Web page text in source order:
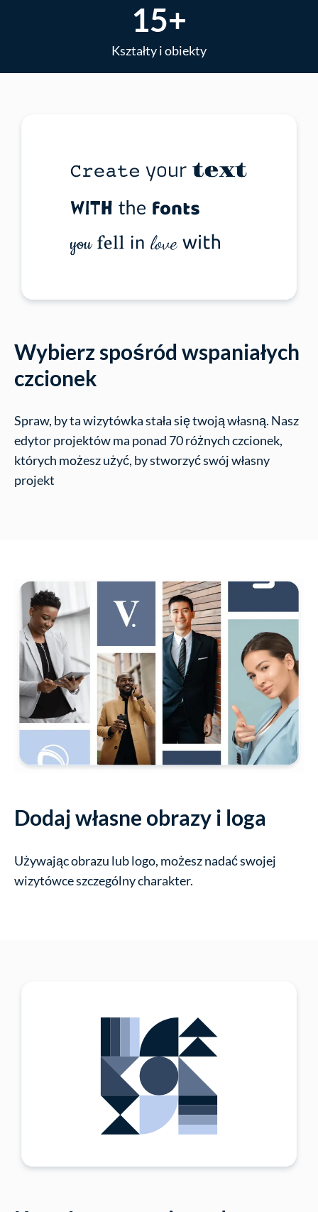
15+
Kształty i obiekty
Wybierz spośród wspaniałych
czcionek
Spraw, by ta wizytówka stała się twoją własną. Nasz
edytor projektów ma ponad 70 różnych czcionek,
których możesz użyć, by stworzyć swój własny
projekt
Dodaj własne obrazy i loga
Używając obrazu lub logo, możesz nadać swojej
wizytówce szczególny charakter.